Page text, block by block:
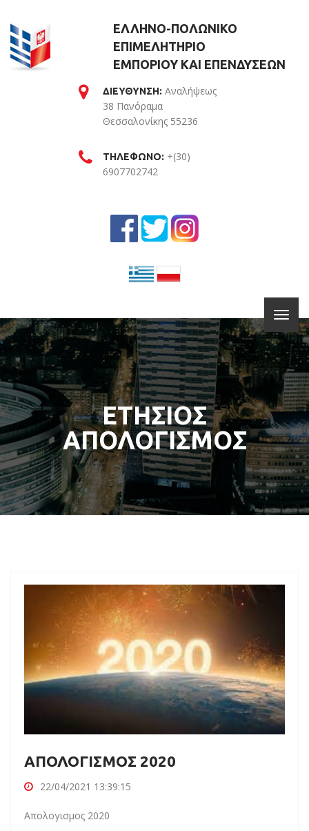
ΕΛΛΗΝΟ-ΠΟΛΩΝΙΚΟ
ΕΠΙΜΕΛΗΤΗΡΙΟ
ΕΜΠΟΡΙΟΥ ΚΑΙ ΕΠΕΝΔΥΣΕΩΝ
ΔΙΕΥΘΥΝΣΗ: Αναλήψεως
38 Πανόραμα
Θεσσαλονίκης 55236
ΤΗΛΕΦΩΝΟ: +(30)
6907702742
ΕΤΗΣΙΟΣ
ΑΠΟΛΟΓΙΣΜΟΣ
ΑΠΟΛΟΓΙΣΜΟΣ 2020
22/04/2021 13:39:15
Απολογισμος 2020